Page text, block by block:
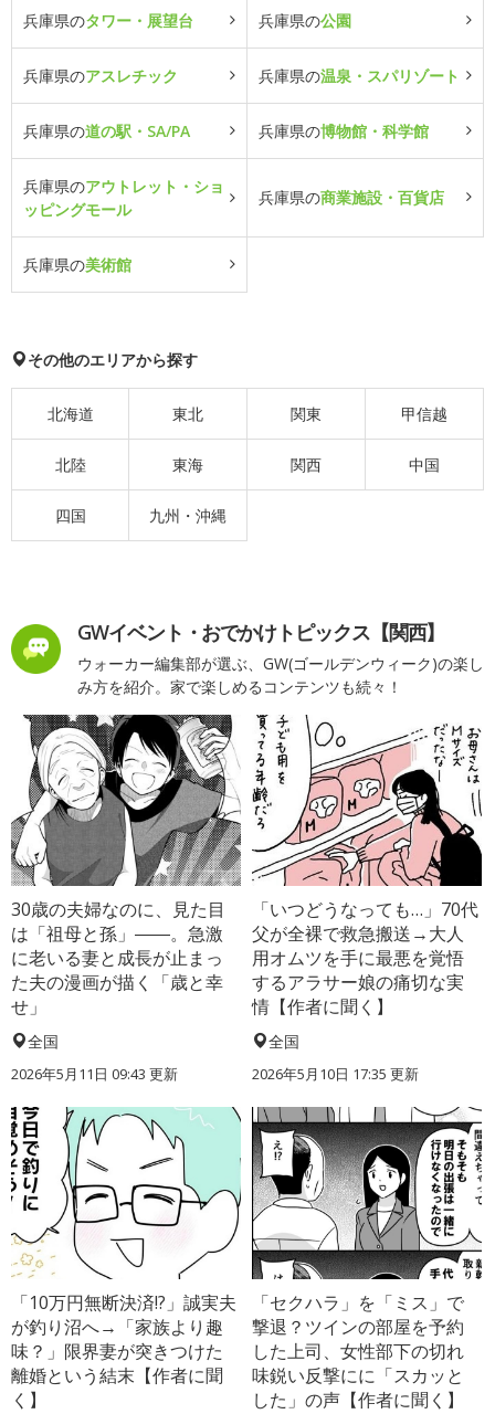
兵庫県のタワー・展望台 兵庫県の公園
兵庫県のアスレチック 兵庫県の温泉・スパリゾート
兵庫県の道の駅・SA/PA 兵庫県の博物館・科学館
兵庫県のアウトレット・ショ
ッピングモール
兵庫県の商業施設・百貨店
兵庫県の美術館
その他のエリアから探す
北海道 東北 関東 甲信越
北陸 東海 関西 中国
四国 九州・沖縄
GWイベント・おでかけトピックス【関西】
ウォーカー編集部が選ぶ、GW(ゴールデンウィーク)の楽し
み方を紹介。家で楽しめるコンテンツも続々！
30歳の夫婦なのに、見た目
は「祖母と孫」――。急激
に老いる妻と成長が止まっ
た夫の漫画が描く「歳と幸
せ」
全国
2026年5月11日 09:43 更新
「いつどうなっても…」70代
父が全裸で救急搬送→大人
用オムツを手に最悪を覚悟
するアラサー娘の痛切な実
情【作者に聞く】
全国
2026年5月10日 17:35 更新
「10万円無断決済!?」誠実夫
が釣り沼へ→「家族より趣
味？」限界妻が突きつけた
離婚という結末【作者に聞
く】
「セクハラ」を「ミス」で
撃退？ツインの部屋を予約
した上司、女性部下の切れ
味鋭い反撃にに「スカッと
した」の声【作者に聞く】